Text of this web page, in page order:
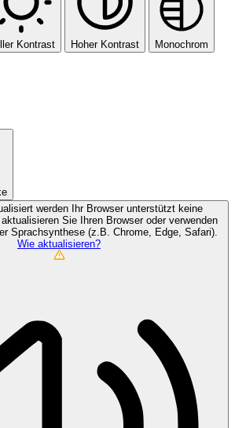
Kontrast Hoher Kontrast Monochrom
werden Ihr Browser unterstützt keine
Sie Ihren Browser oder verwenden
Sprachsynthese (z.B. Chrome, Edge, Safari).
Wie aktualisieren?